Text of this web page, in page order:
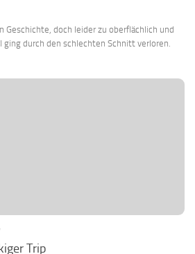
Geschichte, doch leider zu oberflächlich und
durch den schlechten Schnitt verloren.
Trip